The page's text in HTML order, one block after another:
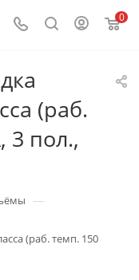
0
(раб.
3 пол.,
—
(раб. темп. 150